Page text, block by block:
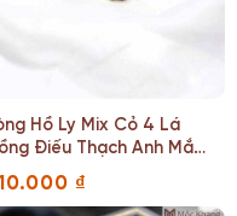
Hồ Ly Mix Cỏ 4 Lá
Điếu Thạch Anh Mắt
₫